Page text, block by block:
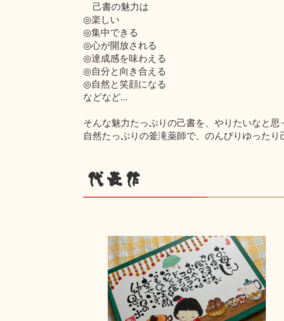
己書の魅力は
◎楽しい
◎集中できる
◎心が開放される
◎達成感を味わえる
◎自分と向き合える
◎自然と笑顔になる
などなど…
そんな魅力たっぷりの己書を、やりたいなと思
自然たっぷりの釜滝薬師で、のんびりゆったり
代表作